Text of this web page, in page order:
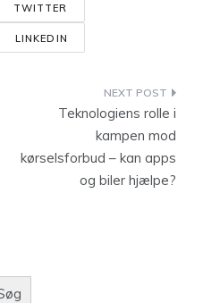
TWITTER
LINKEDIN
Teknologiens rolle i
kampen mod
kørselsforbud – kan apps
og biler hjælpe?